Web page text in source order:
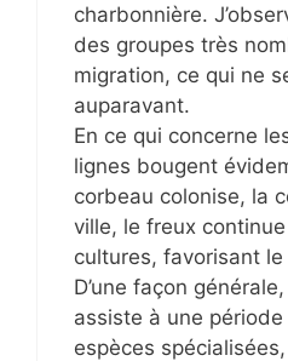
charbonnière.
des groupes très
migration, ce qui ne
auparavant.
En ce qui concerne
lignes bougent
corbeau colonise, la
ville, le freux
cultures, favorisant le
D’une façon
assiste à une
espèces